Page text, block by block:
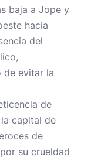
baja a Jope y
hacia
del
de evitar la
de
capital de
de
su crueldad